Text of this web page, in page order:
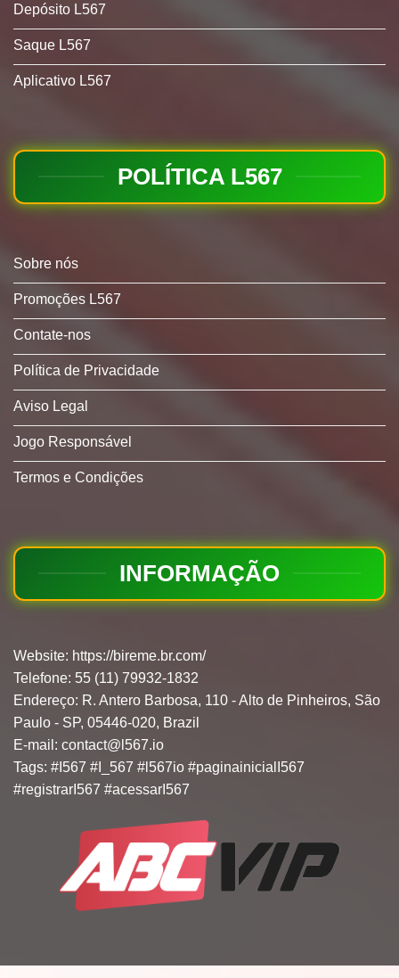
Depósito L567
Saque L567
Aplicativo L567
POLÍTICA L567
Sobre nós
Promoções L567
Contate-nos
Política de Privacidade
Aviso Legal
Jogo Responsável
Termos e Condições
INFORMAÇÃO
Website: https://bireme.br.com/
Telefone: 55 (11) 79932-1832
Endereço: R. Antero Barbosa, 110 - Alto de Pinheiros, São
Paulo - SP, 05446-020, Brazil
E-mail: contact@l567.io
Tags: #I567 #I_567 #l567io #paginainicialI567
#registrarI567 #acessarI567